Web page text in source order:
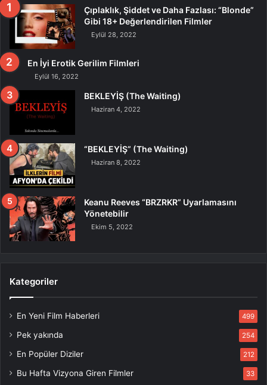
Çıplaklık, Şiddet ve Daha Fazlası: “Blonde”
Gibi 18+ Değerlendirilen Filmler
Eylül 28, 2022
En İyi Erotik Gerilim Filmleri
Eylül 16, 2022
BEKLEYİŞ (The Waiting)
Haziran 4, 2022
“BEKLEYİŞ” (The Waiting)
Haziran 8, 2022
Keanu Reeves “BRZRKR” Uyarlamasını
Yönetebilir
Ekim 5, 2022
Kategoriler
En Yeni Film Haberleri 499
Pek yakında 254
En Popüler Diziler 212
Bu Hafta Vizyona Giren Filmler 33